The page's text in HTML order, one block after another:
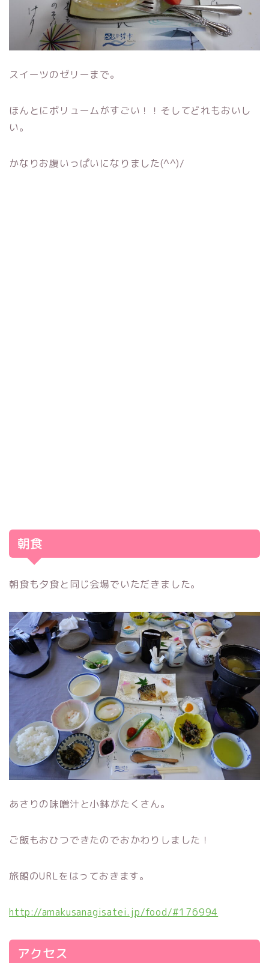
スイーツのゼリーまで。
ほんとにボリュームがすごい！！そしてどれもおいし
い。
かなりお腹いっぱいになりました(^^)/
朝食
朝食も夕食と同じ会場でいただきました。
あさりの味噌汁と小鉢がたくさん。
ご飯もおひつできたのでおかわりしました！
旅館のURLをはっておきます。
http://amakusanagisatei.jp/food/#176994
アクセス